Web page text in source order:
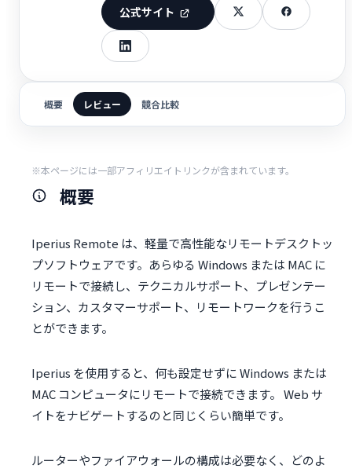
公式サイト
概要 レビュー 競合比較
※本ページには一部アフィリエイトリンクが含まれています。
概要
Iperius Remote は、軽量で高性能なリモートデスクトッ
プソフトウェアです。あらゆる Windows または MAC に
リモートで接続し、テクニカルサポート、プレゼンテー
ション、カスタマーサポート、リモートワークを行うこ
とができます。
Iperius を使用すると、何も設定せずに Windows または
MAC コンピュータにリモートで接続できます。 Web サ
イトをナビゲートするのと同じくらい簡単です。
ルーターやファイアウォールの構成は必要なく、どのよ